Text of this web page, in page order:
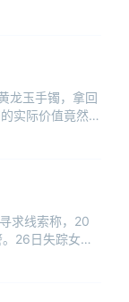
龙玉手镯，拿回
实际价值竟然只
求线索称，20
26日失踪女孩